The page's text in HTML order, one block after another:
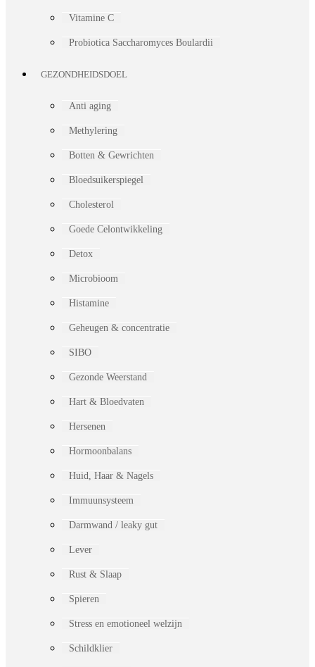
Vitamine C
Probiotica Saccharomyces Boulardii
GEZONDHEIDSDOEL
Anti aging
Methylering
Botten & Gewrichten
Bloedsuikerspiegel
Cholesterol
Goede Celontwikkeling
Detox
Microbioom
Histamine
Geheugen & concentratie
SIBO
Gezonde Weerstand
Hart & Bloedvaten
Hersenen
Hormoonbalans
Huid, Haar & Nagels
Immuunsysteem
Darmwand / leaky gut
Lever
Rust & Slaap
Spieren
Stress en emotioneel welzijn
Schildklier